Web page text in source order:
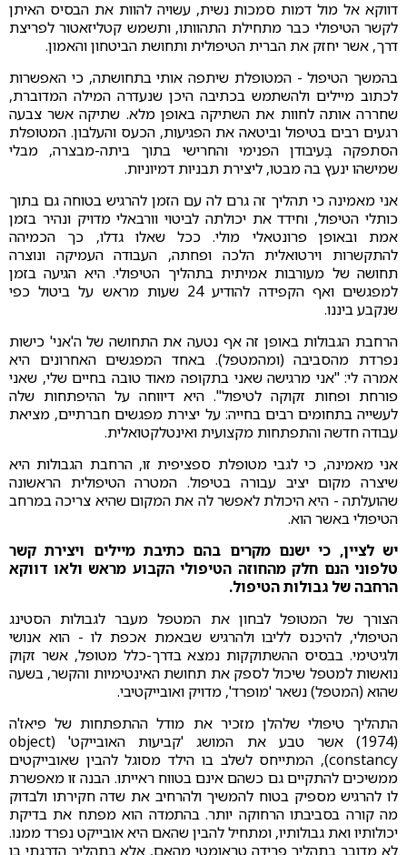
דווקא אל מול דמות סמכות נשית, עשויה להוות את הבסיס האיתן
לקשר הטיפולי כבר מתחילת התהוותו, ותשמש קטליזאטור לפריצת
דרך, אשר יחזק את הברית הטיפולית ותחושת הביטחון והאמון.
בהמשך הטיפול - המטופלת שיתפה אותי בתחושתה, כי האפשרות
לכתוב מיילים ולהשתמש בכתיבה היכן שנעדרה המילה המדוברת,
שחררה אותה לחוות את השתיקה באופן מלא. שתיקה אשר צבעה
רגעים רבים בטיפול וביטאה את הפגיעות, הכעס והעלבון. המטופלת
הסתפקה בְּעיבודן הפנימי והחרישי בתוך ביתה-מבצרה, מבלי
שמישהו ינעץ בה מבטו, ליצירת תבניות דמיוניות.
אני מאמינה כי תהליך זה גרם לה עם הזמן להרגיש בטוחה גם בתוך
כותלי הטיפול, וחידד את יכולתה לביטוי וורבאלי מדויק ונהיר בזמן
אמת ובאופן פרונטאלי מולי. ככל שאלו גדלו, כך הכמיהה
להתקשרות וירטואלית הלכה ופחתה, העבודה העמיקה ונוצרה
תחושה של מעורבות אמיתית בתהליך הטיפולי. היא הגיעה בזמן
למפגשים ואף הקפידה להודיע 24 שעות מראש על ביטול כפי
שנקבע ביננו.
הרחבת הגבולות באופן זה אף נטעה את התחושה של ה'אני' כישות
נפרדת מהסביבה (ומהמטפל). באחד המפגשים האחרונים היא
אמרה לי: "אני מרגישה שאני בתקופה מאוד טובה בחיים שלי, שאני
פורחת ופחות זקוקה לטיפול". היא דיווחה על ההיפתחות שלה
לעשייה בתחומים רבים בחייה: על יצירת מפגשים חברתיים, מציאת
עבודה חדשה והתפתחות מקצועית ואינטלקטואלית.
אני מאמינה, כי לגבי מטופלת ספציפית זו, הרחבת הגבולות היא
שיצרה מקום יציב עבורה בטיפול. המטרה הטיפולית הראשונה
שהועלתה - היא היכולת לאפשר לה את המקום שהיא צריכה במרחב
הטיפולי באשר הוא.
יש לציין, כי ישנם מקרים בהם כתיבת מיילים ויצירת קשר
טלפוני הנם חלק מהחוזה הטיפולי הקבוע מראש ולאו דווקא
הרחבה של גבולות הטיפול.
הצורך של המטופל לבחון את המטפל מעבר לגבולות הסטינג
הטיפולי, להיכנס לליבו ולהרגיש שבאמת אכפת לו - הוא אנושי
ולגיטימי. בבסיס ההשתוקקות נמצא בדרך-כלל מטופל, אשר זקוק
נואשות למטפל שיכול לספק את תחושת האינטימיות והקשר, בשעה
שהוא (המטפל) נשאר 'מופרד', מדויק ואובייקטיבי.
התהליך טיפולי שלהלן מזכיר את מודל ההתפתחות של פיאז'ה
(1974) אשר טבע את המושג 'קביעות האובייקט' (object
constancy), המתייחס לשלב בו הילד מסוגל להבין שאובייקטים
ממשיכים להתקיים גם כשהם אינם בטווח ראייתו. הבנה זו מאפשרת
לו להרגיש מספיק בטוח להמשיך ולהרחיב את שדה חקירתו ולבדוק
מה קורה בסביבתו הרחוקה יותר. בהתמדה הוא מפתח את בדיקת
יכולותיו ואת גבולותיו, ומתחיל להבין שהאם היא אובייקט נפרד ממנו.
לא מדובר בתהליך פרידה טראומטי מהאם, אלא בתהליך הדרגתי בו